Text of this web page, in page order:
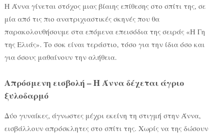
Η Άννα γίνεται στόχος μιας βίαιης επίθεσης στο σπίτι της, σε
μία από τις πιο ανατριχιαστικές σκηνές που θα
παρακολουθήσουμε στα επόμενα επεισόδια της σειράς «Η Γη
της Ελιάς». Το σοκ είναι τεράστιο, τόσο για την ίδια όσο και
για όσους μαθαίνουν την αλήθεια.
Απρόσμενη εισβολή – Η Άννα δέχεται άγριο
ξυλοδαρμό
Δύο γυναίκες, άγνωστες μέχρι εκείνη τη στιγμή στην Άννα,
εισβάλλουν απρόσκλητες στο σπίτι της. Χωρίς να της δώσουν